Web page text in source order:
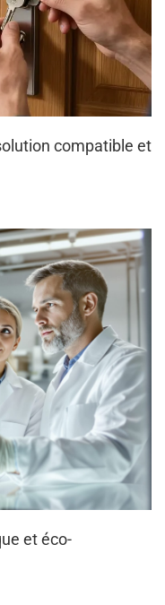
compatible et
et éco-